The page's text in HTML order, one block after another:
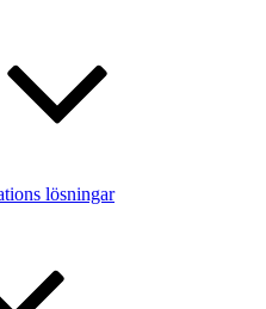
lösningar